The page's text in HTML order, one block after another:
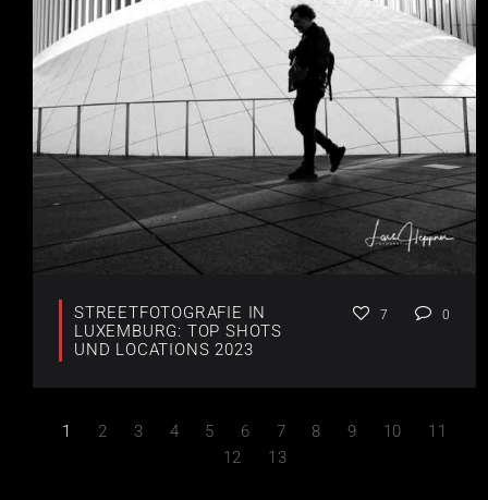
STREETFOTOGRAFIE IN
LUXEMBURG: TOP SHOTS
UND LOCATIONS 2023
7 0
1 2 3 4 5 6 7 8 9 10
11
12
13